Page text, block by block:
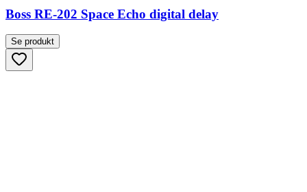
Boss RE-202 Space Echo digital delay
Se produkt